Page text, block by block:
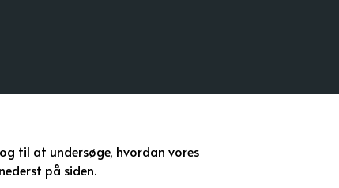
til at undersøge, hvordan vores
på siden.